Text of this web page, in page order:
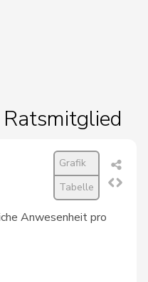
Grafik
Tabelle
Anwesenheit pro